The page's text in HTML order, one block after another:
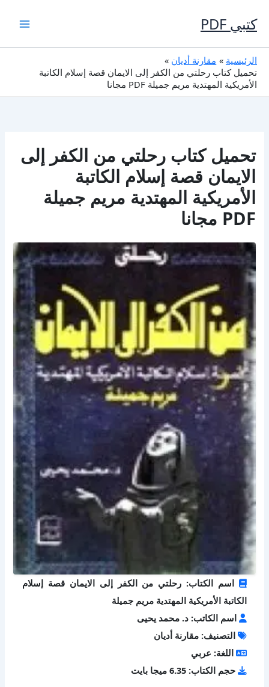
إلى
المحتوى
كتبي PDF
الرئيسية
مقارنة أديان
تحميل كتاب رحلتي من الكفر إلى الايمان قصة إسلام الكاتبة
الأمريكية المهتدية مريم جميلة PDF مجانا
تحميل كتاب رحلتي من الكفر إلى
الايمان قصة إسلام الكاتبة
الأمريكية المهتدية مريم جميلة
PDF مجانا
اسم الكتاب: رحلتي من الكفر إلى الايمان قصة إسلام
الكاتبة الأمريكية المهتدية مريم جميلة
اسم الكاتب: د. محمد يحيى
التصنيف: مقارنة أديان
اللغة: عربي
حجم الكتاب: 6.35 ميجا بايت